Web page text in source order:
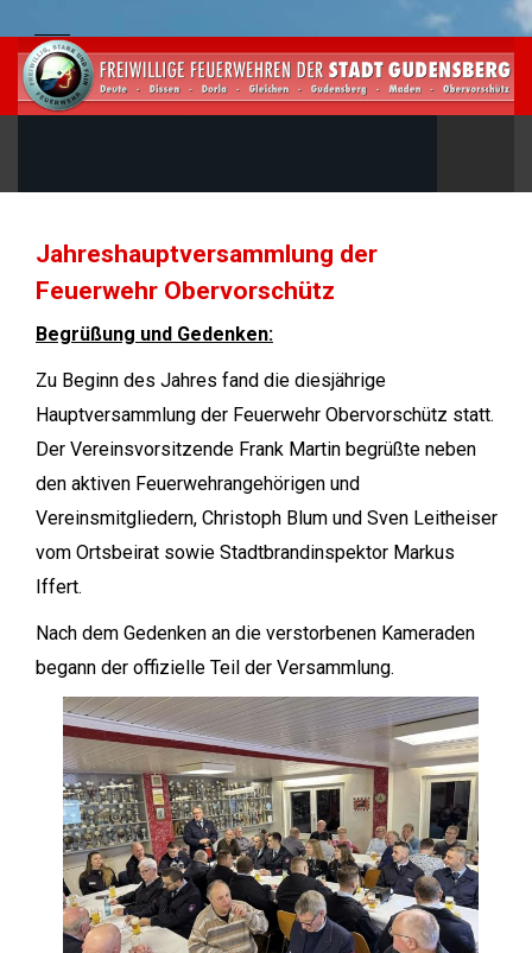
Jahreshauptversammlung der
Feuerwehr Obervorschütz
Begrüßung und Gedenken:
Zu Beginn des Jahres fand die diesjährige
Hauptversammlung der Feuerwehr Obervorschütz statt.
Der Vereinsvorsitzende Frank Martin begrüßte neben
den aktiven Feuerwehrangehörigen und
Vereinsmitgliedern, Christoph Blum und Sven Leitheiser
vom Ortsbeirat sowie Stadtbrandinspektor Markus
Iffert.
Nach dem Gedenken an die verstorbenen Kameraden
begann der offizielle Teil der Versammlung.